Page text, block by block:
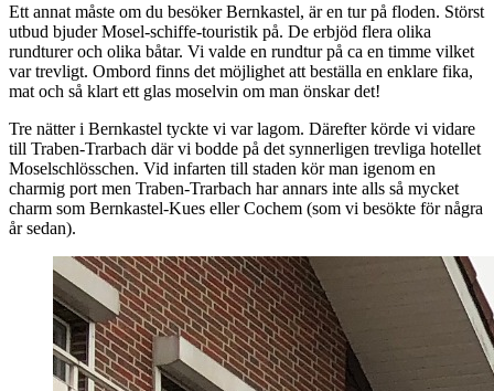
Ett annat måste om du besöker Bernkastel, är en tur på floden. Störst
utbud bjuder Mosel-schiffe-touristik på. De erbjöd flera olika
rundturer och olika båtar. Vi valde en rundtur på ca en timme vilket
var trevligt. Ombord finns det möjlighet att beställa en enklare fika,
mat och så klart ett glas moselvin om man önskar det!
Tre nätter i Bernkastel tyckte vi var lagom. Därefter körde vi vidare
till Traben-Trarbach där vi bodde på det synnerligen trevliga hotellet
Moselschlösschen. Vid infarten till staden kör man igenom en
charmig port men Traben-Trarbach har annars inte alls så mycket
charm som Bernkastel-Kues eller Cochem (som vi besökte för några
år sedan).